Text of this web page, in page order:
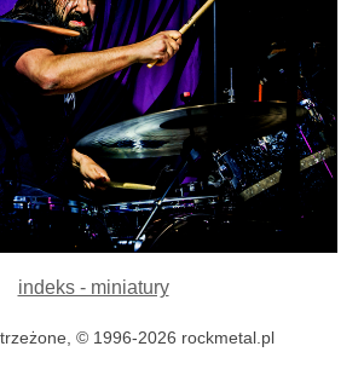
indeks - miniatury
© 1996-2026 rockmetal.pl